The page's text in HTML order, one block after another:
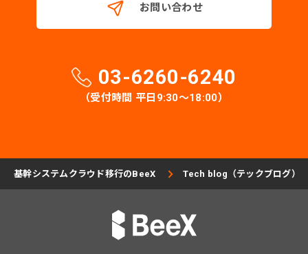
お問い合わせ
03-6260-6240
（受付時間 平日9:30〜18:00）
基幹システムクラウド移行のBeeX Tech blog（テックブログ）